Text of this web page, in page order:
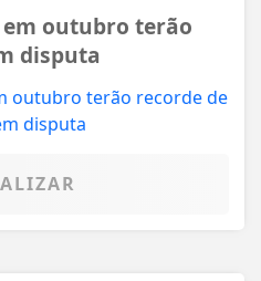
outubro terão
disputa